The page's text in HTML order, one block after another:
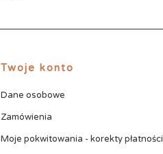
Twoje konto
Dane osobowe
Zamówienia
Moje pokwitowania - korekty płatności